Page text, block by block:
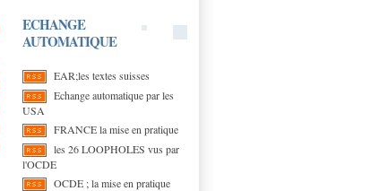
ECHANGE
AUTOMATIQUE
EAR;les textes suisses
Echange automatique par les
USA
FRANCE la mise en pratique
les 26 LOOPHOLES vus par
l'OCDE
OCDE ; la mise en pratique